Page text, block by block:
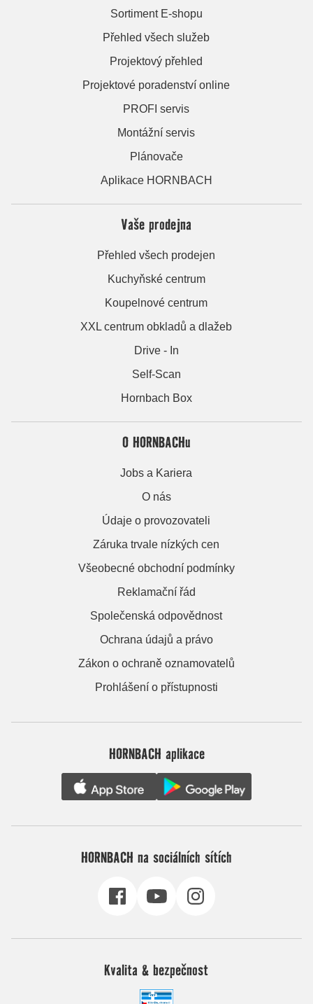
Sortiment E-shopu
Přehled všech služeb
Projektový přehled
Projektové poradenství online
PROFI servis
Montážní servis
Plánovače
Aplikace HORNBACH
Vaše prodejna
Přehled všech prodejen
Kuchyňské centrum
Koupelnové centrum
XXL centrum obkladů a dlažeb
Drive - In
Self-Scan
Hornbach Box
O HORNBACHu
Jobs a Kariera
O nás
Údaje o provozovateli
Záruka trvale nízkých cen
Všeobecné obchodní podmínky
Reklamační řád
Společenská odpovědnost
Ochrana údajů a právo
Zákon o ochraně oznamovatelů
Prohlášení o přístupnosti
HORNBACH aplikace
HORNBACH na sociálních sítích
Kvalita & bezpečnost